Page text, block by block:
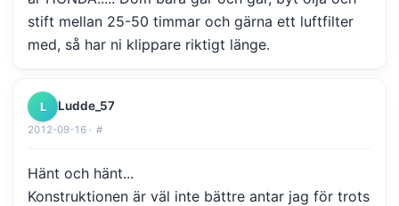
stift mellan 25-50 timmar och gärna ett luftfilter
med, så har ni klippare riktigt länge.
L Ludde_57
2012-09-16 · #
Hänt och hänt...
Konstruktionen är väl inte bättre antar jag för trots